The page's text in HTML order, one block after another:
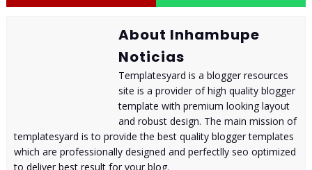
About Inhambupe
Noticias
Templatesyard is a blogger resources
site is a provider of high quality blogger
template with premium looking layout
and robust design. The main mission of
templatesyard is to provide the best quality blogger templates
which are professionally designed and perfectlly seo optimized
to deliver best result for your blog.